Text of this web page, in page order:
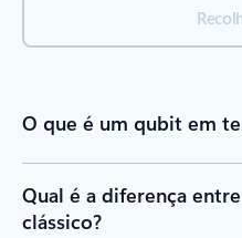
O que é um qubit em
Qual é a diferença
clássico?